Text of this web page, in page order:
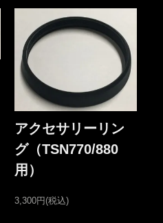
アクセサリーリン
グ（TSN770/880
用）
3,300円(税込)